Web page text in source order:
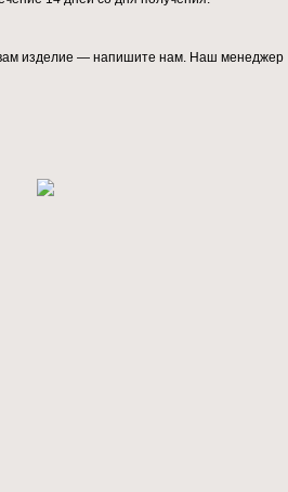
изделие — напишите нам. Наш менеджер